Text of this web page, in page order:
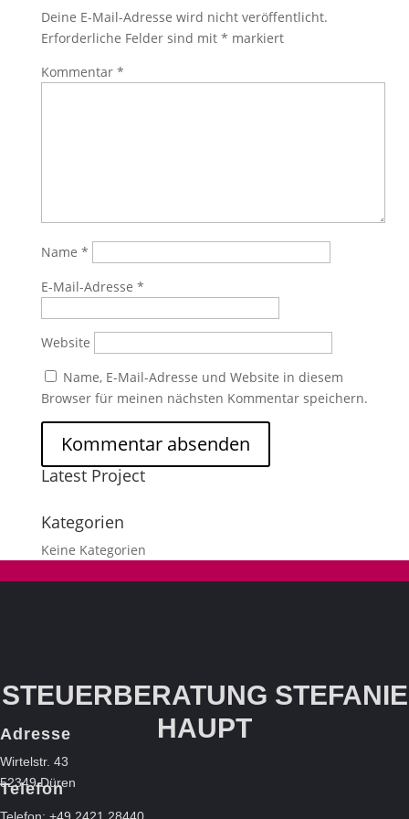
Deine E-Mail-Adresse wird nicht veröffentlicht.
Erforderliche Felder sind mit * markiert
Kommentar *
Name *
E-Mail-Adresse *
Website
Name, E-Mail-Adresse und Website in diesem
Browser für meinen nächsten Kommentar speichern.
Latest Project
Kategorien
Keine Kategorien
STEUERBERATUNG STEFANIE
HAUPT
Adresse
Wirtelstr. 43
52349 Düren
Telefon